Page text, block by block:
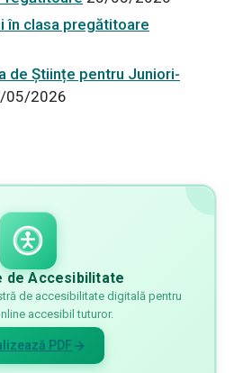
în clasa pregătitoare
de Științe pentru Juniori-
05/2026
de Accesibilitate
de accesibilitate digitală pentru
accesibil tuturor.
PDF